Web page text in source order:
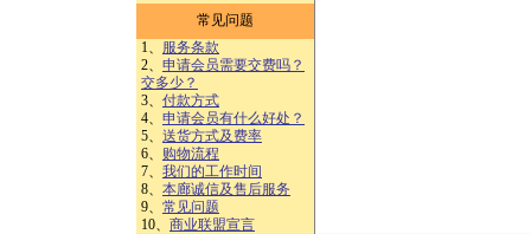
常见问题
1、 服务条款
2、 申请会员需要交费吗？
交多少？
3、 付款方式
4、 申请会员有什么好处？
5、 送货方式及费率
6、 购物流程
7、 我们的工作时间
8、 本廊诚信及售后服务
9、 常见问题
10、 商业联盟宣言